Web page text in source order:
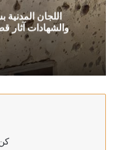
اللجان
والشهادات